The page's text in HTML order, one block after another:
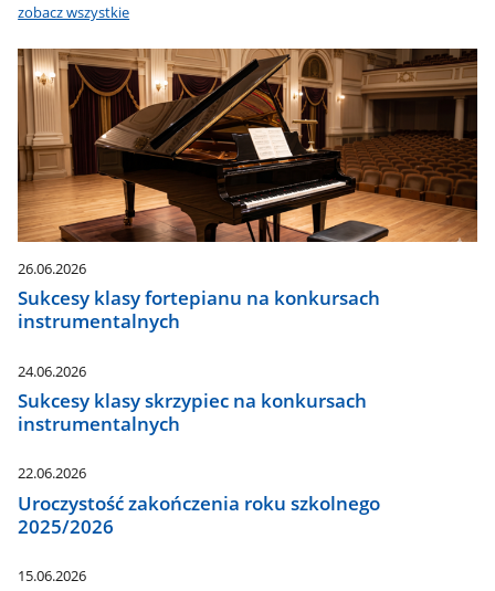
zobacz wszystkie
26.06.2026
Sukcesy klasy fortepianu na konkursach
instrumentalnych
24.06.2026
Sukcesy klasy skrzypiec na konkursach
instrumentalnych
22.06.2026
Uroczystość zakończenia roku szkolnego
2025/2026
15.06.2026